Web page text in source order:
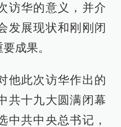
访华的意义，并介
发展现状和刚刚闭
成果。
他此次访华作出的
共十九大圆满闭幕
中共中央总书记，